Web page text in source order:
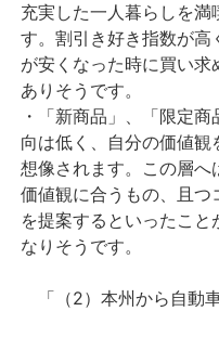
充実した一人暮らしを満
す。割引き好き指数が
が安くなった時に買い
ありそうです。
・「新商品」、「限定
向は低く、自分の価値
想像されます。この層
価値観に合うもの、且
を提案するといったこ
なりそうです。
「（2）本州から自動